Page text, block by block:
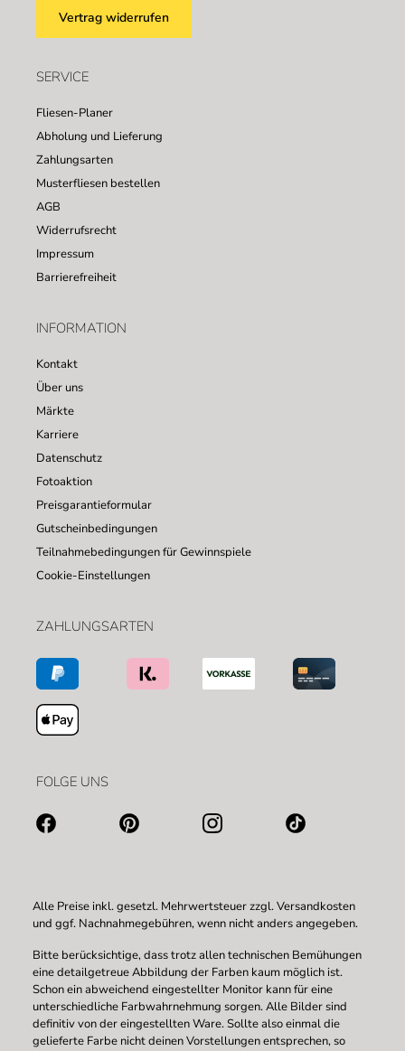
Vertrag widerrufen
SERVICE
Fliesen-Planer
Abholung und Lieferung
Zahlungsarten
Musterfliesen bestellen
AGB
Widerrufsrecht
Impressum
Barrierefreiheit
INFORMATION
Kontakt
Über uns
Märkte
Karriere
Datenschutz
Fotoaktion
Preisgarantieformular
Gutscheinbedingungen
Teilnahmebedingungen für Gewinnspiele
Cookie-Einstellungen
ZAHLUNGSARTEN
FOLGE UNS
Alle Preise inkl. gesetzl. Mehrwertsteuer zzgl.Versandkosten
und ggf. Nachnahmegebühren, wenn nicht anders angegeben.
Bitte berücksichtige, dass trotz allen technischen Bemühungen
eine detailgetreue Abbildung der Farben kaum möglich ist.
Schon ein abweichend eingestellter Monitor kann für eine
unterschiedliche Farbwahrnehmung sorgen. Alle Bilder sind
definitiv von der eingestellten Ware. Sollte also einmal die
gelieferte Farbe nicht deinen Vorstellungen entsprechen, so